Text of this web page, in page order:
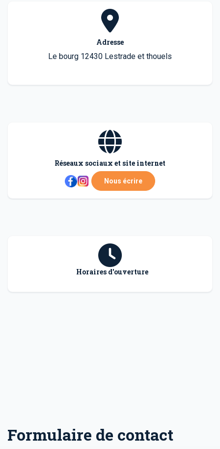
Adresse
Le bourg 12430 Lestrade et thouels
Réseaux sociaux et site internet
Nous écrire
Horaires d'ouverture
Formulaire de contact